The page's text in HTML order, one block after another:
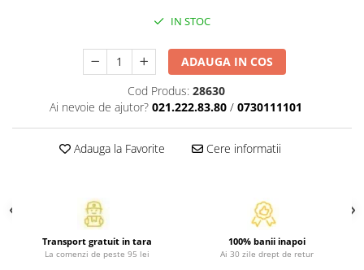
Atlase, dictionare si enciclopedii
Carte prescolara
Carti de colorat
Carti pentru copii
Povesti pentru copii
Povesti si povestiri
Dictionare si enciclopedii
IN STOC
ADAUGA IN COS
Cod Produs: 28630
Ai nevoie de ajutor? 021.222.83.80 / 0730111101
Adauga la Favorite Cere informatii
Transport gratuit in tara
La comenzi de peste 95 lei
100% banii inapoi
Ai 30 zile drept de retur